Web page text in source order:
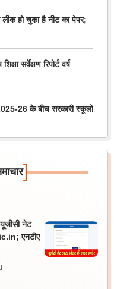
हो चुका है नीट का पेपर;
सर्वेक्षण रिपोर्ट वर्ष
26 के बीच सरकारी स्कूलों
]
नेट
एनटीए